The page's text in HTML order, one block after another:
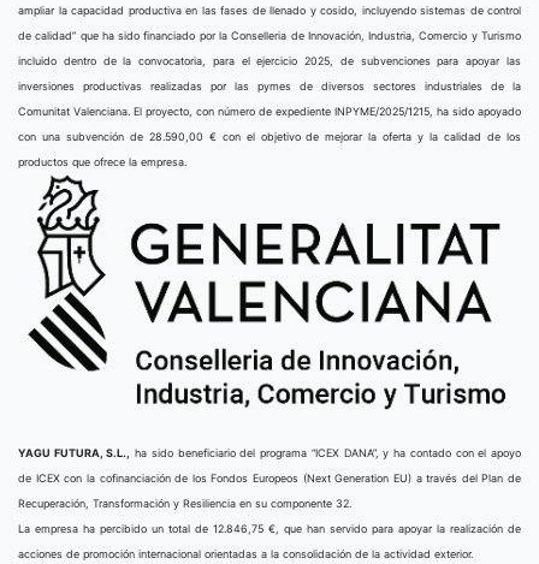
ampliar la capacidad productiva en las fases de llenado y cosido, incluyendo sistemas de control
de calidad” que ha sido financiado por la Conselleria de Innovación, Industria, Comercio y Turismo
incluido dentro de la convocatoria, para el ejercicio 2025, de subvenciones para apoyar las
inversiones productivas realizadas por las pymes de diversos sectores industriales de la
Comunitat Valenciana. El proyecto, con número de expediente INPYME/2025/1215, ha sido apoyado
con una subvención de 28.590,00 € con el objetivo de mejorar la oferta y la calidad de los
productos que ofrece la empresa.
YAGU FUTURA, S.L.,
ha sido beneficiario del programa “ICEX DANA”, y ha contado con el apoyo
de ICEX con la cofinanciación de los Fondos Europeos (Next Generation EU) a través del Plan de
Recuperación, Transformación y Resiliencia en su componente 32.
La empresa ha percibido un total de 12.846,75 €, que han servido para apoyar la realización de
acciones de promoción internacional orientadas a la consolidación de la actividad exterior.